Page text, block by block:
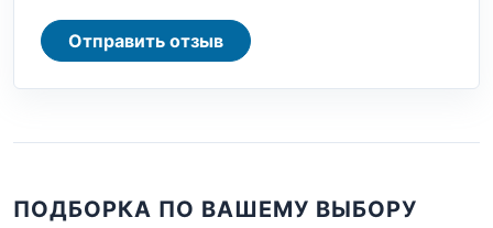
Отправить отзыв
ПОДБОРКА ПО ВАШЕМУ ВЫБОРУ